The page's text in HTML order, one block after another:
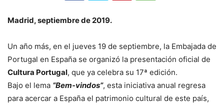
Madrid, septiembre de 2019.
Un año más, en el jueves 19 de septiembre, la Embajada de
Portugal en España se organizó la presentación oficial de
Cultura Portugal, que ya celebra su 17ª edición.
Bajo el lema “Bem-vindos”, esta iniciativa anual regresa
para acercar a España el patrimonio cultural de este país,